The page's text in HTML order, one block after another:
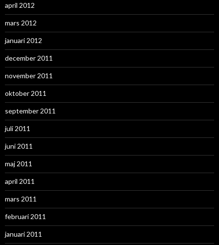
april 2012
mars 2012
januari 2012
december 2011
november 2011
oktober 2011
september 2011
juli 2011
juni 2011
maj 2011
april 2011
mars 2011
februari 2011
januari 2011